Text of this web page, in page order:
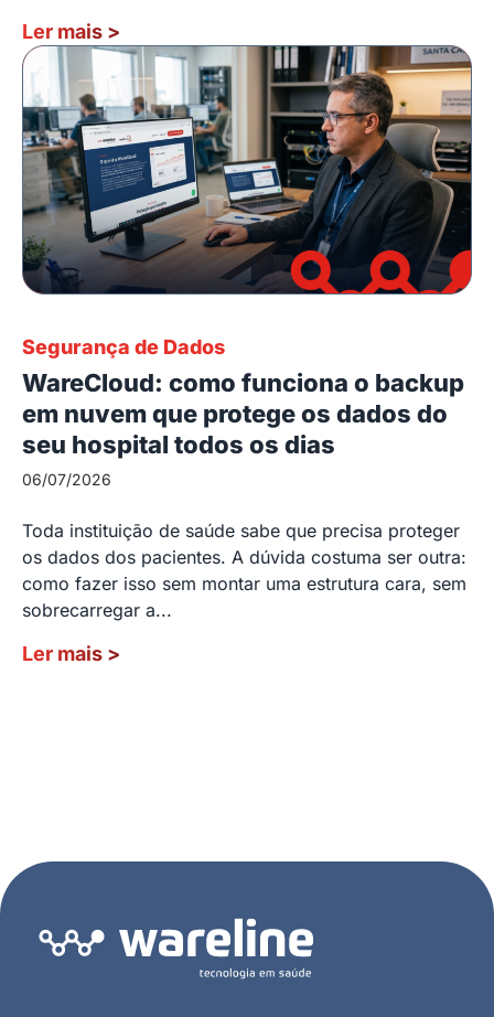
Ler mais >
Segurança de Dados
WareCloud: como funciona o backup
em nuvem que protege os dados do
seu hospital todos os dias
06/07/2026
Toda instituição de saúde sabe que precisa proteger
os dados dos pacientes. A dúvida costuma ser outra:
como fazer isso sem montar uma estrutura cara, sem
sobrecarregar a...
Ler mais >